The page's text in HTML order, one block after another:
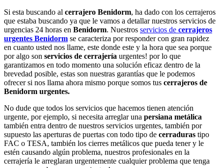
Si esta buscando al cerrajero Benidorm, ha dado con los cerrajeros
que estaba buscando ya que le vamos a detallar nuestros servicios de
urgencias 24 horas en Benidorm. Nuestros servicios de cerrajeros
urgentes Benidorm se caracteriza por responder con gran rapidez
en cuanto usted nos llame, este donde este y la hora que sea porque
por algo son servicios de cerrajería urgentes! por lo que
garantizamos en todo momento una solución eficaz dentro de la
brevedad posible, estas son nuestras garantías que le podemos
ofrecer si nos llama ahora mismo porque somos tus cerrajeros de
Benidorm urgentes.
No dude que todos los servicios que hacemos tienen atención
urgente, por ejemplo, si necesita arreglar una persiana metálica
también entra dentro de nuestros servicios urgentes, también por
supuesto las aperturas de puertas con todo tipo de cerraduras tipo
FAC o TESA, también los cierres metálicos que pueda tener y le
estén causando algún problema, nuestros profesionales en la
cerrajería le arreglaran urgentemente cualquier problema que tenga